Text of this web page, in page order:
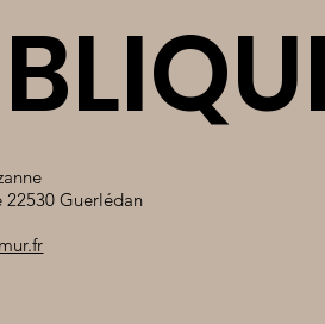
22530 Guerlédan